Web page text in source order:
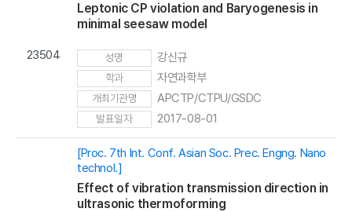
23504
Leptonic CP violation and Baryogenesis in
minimal seesaw model
성명 강신규
학과 자연과학부
개최기관명 APCTP/CTPU/GSDC
발표일자 2017-08-01
[Proc. 7th Int. Conf. Asian Soc. Prec. Engng. Nano
technol.]
Effect of vibration transmission direction in
ultrasonic thermoforming